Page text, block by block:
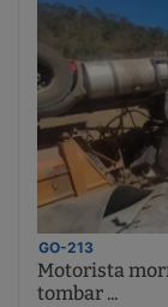
GO-213
Motorista
tombar ...